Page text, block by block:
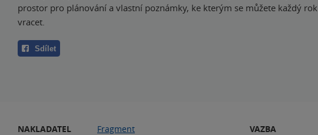
prostor pro plánování a vlastní poznámky, ke kterým se můžete každý rok
vracet.
Sdílet
NAKLADATEL
Fragment
VAZBA